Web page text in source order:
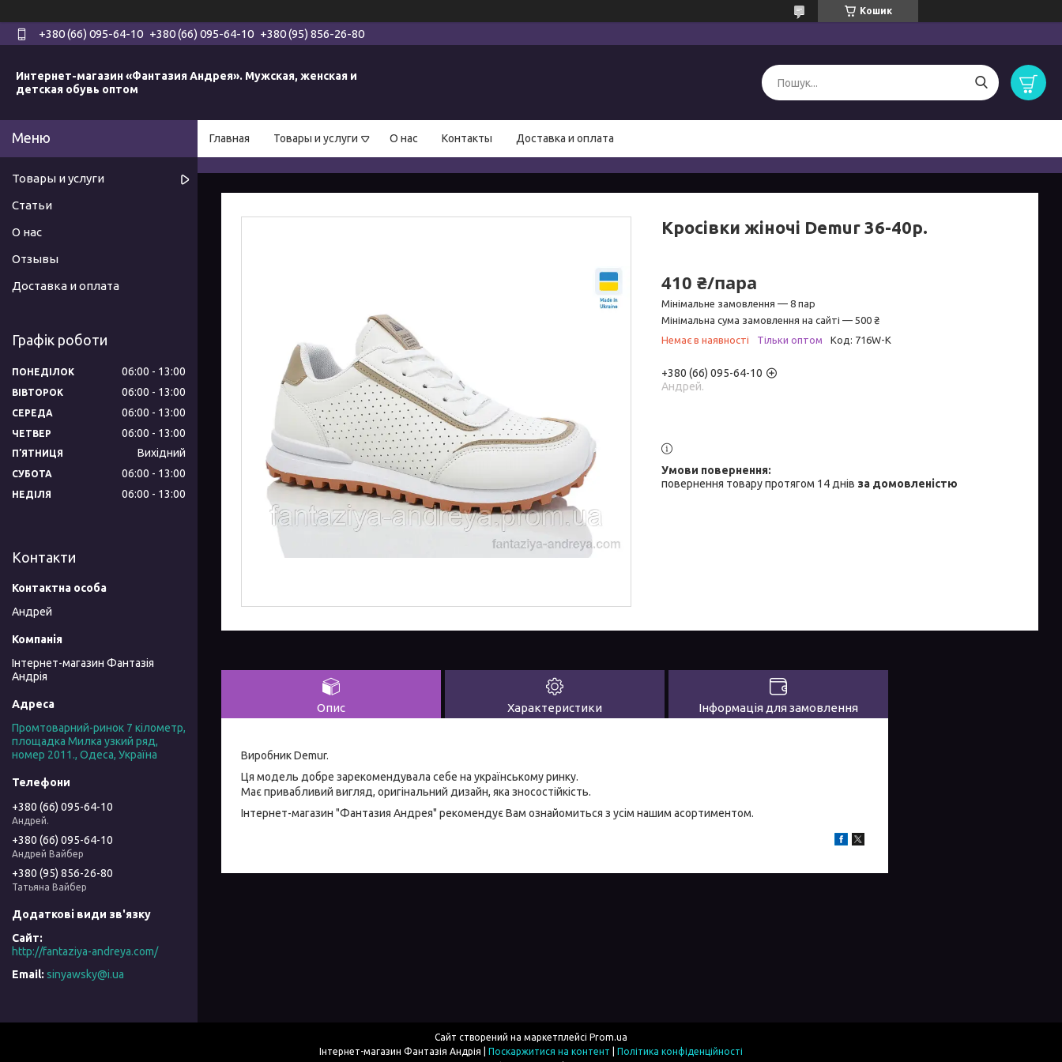
Кошик
+380 (66) 095-64-10 +380 (66) 095-64-10 +380 (95) 856-26-80
Интернет-магазин «Фантазия Андрея». Мужская, женская и
детская обувь оптом
Главная Товары и услуги О нас Контакты Доставка и оплата
Кросівки жіночі Demur 36-40р.
410 ₴/пара
Мінімальне замовлення — 8 пар
Мінімальна сума замовлення на сайті — 500 ₴
Немає в наявності
Тільки оптом Код: 716W-K
+380 (66) 095-64-10
Андрей.
повернення товару протягом 14 днів за домовленістю
Опис Характеристики Інформація для замовлення
Виробник Demur.
Ця модель добре зарекомендувала себе на українському ринку.
Має привабливий вигляд, оригінальний дизайн, яка зносостійкість.
Інтернет-магазин "Фантазия Андрея" рекомендує Вам ознайомиться з усім нашим асортиментом.
Товары и услуги
Статьи
О нас
Отзывы
Доставка и оплата
Графік роботи
ПОНЕДІЛОК 06:00 13:00
ВІВТОРОК 06:00 13:00
СЕРЕДА 06:00 13:00
ЧЕТВЕР 06:00 13:00
ПʼЯТНИЦЯ Вихідний
СУБОТА 06:00 13:00
НЕДІЛЯ 06:00 13:00
Контакти
Андрей
Інтернет-магазин Фантазія
Андрія
Промтоварний-ринок 7 кілометр,
площадка Милка узкий ряд,
номер 2011., Одеса, Україна
+380 (66) 095-64-10
Андрей.
+380 (66) 095-64-10
Андрей Вайбер
+380 (95) 856-26-80
Татьяна Вайбер
http://fantaziya-andreya.com/
sinyawsky@i.ua
Сайт створений на маркетплейсі Prom.ua
Поскаржитися на контент
Політика конфіденційності